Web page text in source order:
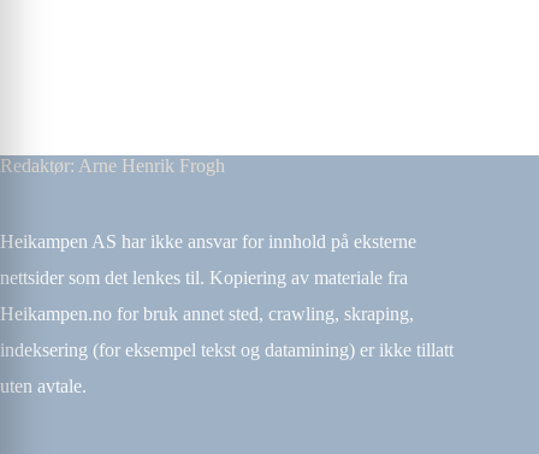
Redaktør: Arne Henrik Frogh
Heikampen AS har ikke ansvar for innhold på eksterne
nettsider som det lenkes til. Kopiering av materiale fra
Heikampen.no for bruk annet sted, crawling, skraping,
indeksering (for eksempel tekst og datamining) er ikke tillatt
uten avtale.